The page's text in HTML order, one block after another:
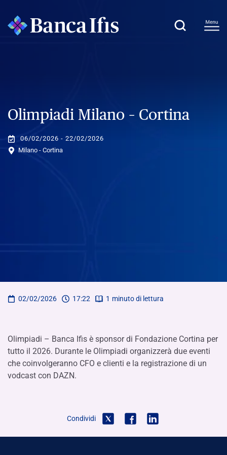
Olimpiadi Milano – Cortina
06/02/2026 - 22/02/2026
Milano - Cortina
02/02/2026 17:22 1 minuto di lettura
Olimpiadi – Banca Ifis è sponsor di Fondazione Cortina per
tutto il 2026. Durante le Olimpiadi organizzerà due eventi
che coinvolgeranno CFO e clienti e la registrazione di un
vodcast con DAZN.
Condividi